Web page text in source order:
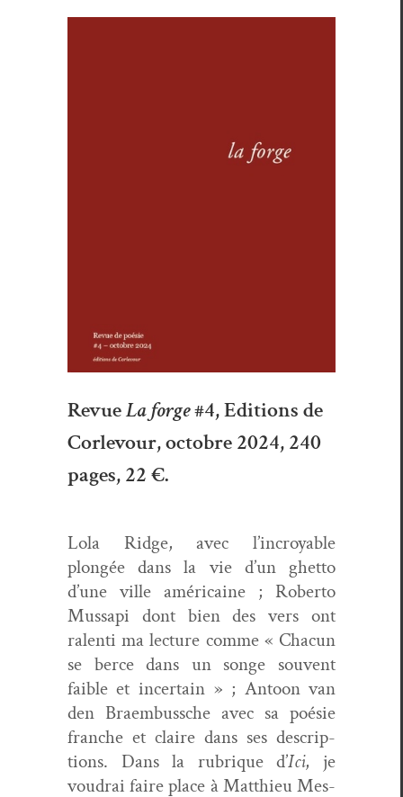
RevueLa forge#4, Editions de
Corlevour, octobre 2024, 240
pages, 22 €.
Lola Ridge, avec l’incroyable
plongée dans la vie d’un ghet­to
d’une ville améri­caine ; Rober­to
Mus­s­api dont bien des vers ont
ralen­ti ma lec­ture comme « Cha­cun
se berce dans un songe sou­vent
faible et incer­tain » ; Antoon van
den Braem­buss­che avec sa poésie
franche et claire dans ses descrip­
tions. Dans la rubrique d’Ici, je
voudrai faire place à Matthieu Mes­